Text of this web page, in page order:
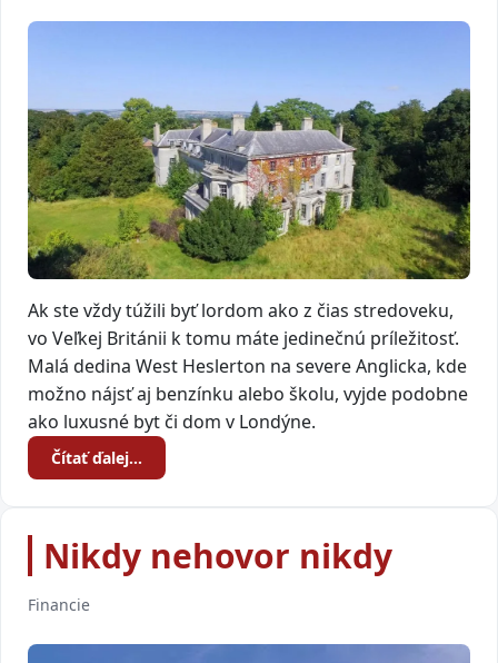
Ak ste vždy túžili byť lordom ako z čias stredoveku,
vo Veľkej Británii k tomu máte jedinečnú príležitosť.
Malá dedina West Heslerton na severe Anglicka, kde
možno nájsť aj benzínku alebo školu, vyjde podobne
ako luxusné byt či dom v Londýne.
Čítať ďalej…
Nikdy nehovor nikdy
Financie